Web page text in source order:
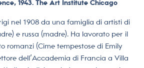
1943. The Art Institute Chicago
nel 1908 da una famiglia di artisti di
e russa (madre). Ha lavorato per il
romanzi (Cime tempestose di Emily
dell’Accademia di Francia a Villa